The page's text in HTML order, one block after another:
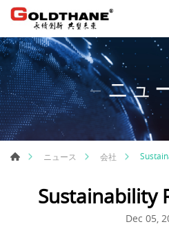
ニュ
ニュース 会社
Sustainability
Dec 05,